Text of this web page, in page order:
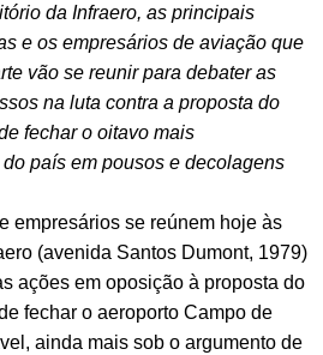
da Infraero, as principais
e os empresários de aviação que
vão se reunir para debater as
na luta contra a proposta do
fechar o oitavo mais
país em pousos e decolagens
empresários se reúnem hoje às
(avenida Santos Dumont, 1979)
ações em oposição à proposta do
fechar o aeroporto Campo de
ainda mais sob o argumento de